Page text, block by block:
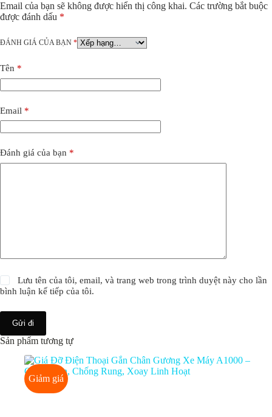
Email của bạn sẽ không được hiển thị công khai. Các trường bắt buộc
được đánh dấu *
ĐÁNH GIÁ CỦA BẠN *
Tên *
Email *
Đánh giá của bạn *
Lưu tên của tôi, email, và trang web trong trình duyệt này cho lần
bình luận kế tiếp của tôi.
Gửi đi
Sản phẩm tương tự
Giảm giá